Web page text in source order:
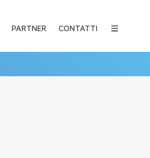
PARTNER CONTATTI